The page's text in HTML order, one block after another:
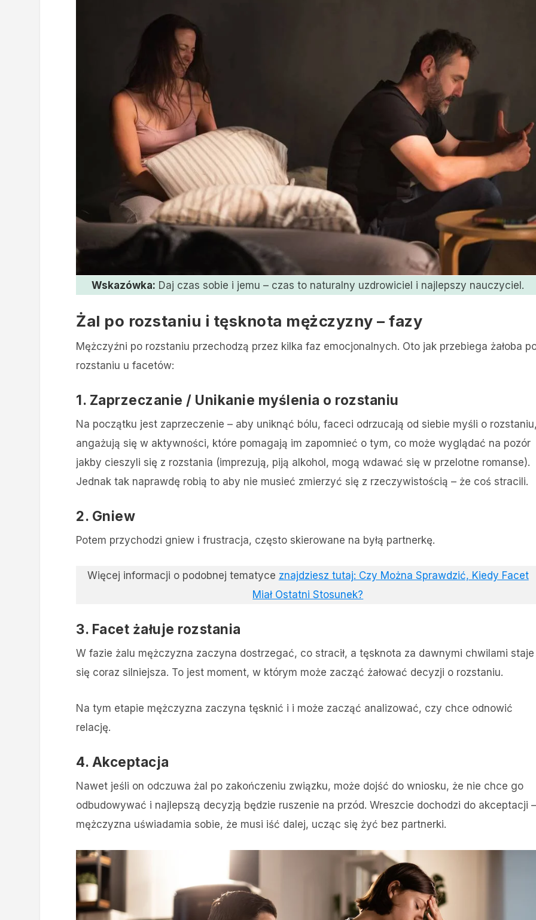
Wskazówka: Daj czas sobie i jemu – czas to naturalny uzdrowiciel i najlepszy nauczyciel​.
Żal po rozstaniu i tęsknota mężczyzny – fazy
Mężczyźni po rozstaniu przechodzą przez kilka faz emocjonalnych. Oto jak przebiega żałoba
rozstaniu u facetów:
1. Zaprzeczanie / Unikanie myślenia o rozstaniu
Na początku jest zaprzeczenie – aby uniknąć bólu, faceci odrzucają od siebie myśli o
angażują się w aktywności, które pomagają im zapomnieć o tym, co może wyglądać na pozór
jakby cieszyli się z rozstania (imprezują, piją alkohol, mogą wdawać się w przelotne romanse).
Jednak tak naprawdę robią to aby nie musieć zmierzyć się z rzeczywistością – że coś stracili.
2. Gniew
Potem przychodzi gniew i frustracja, często skierowane na byłą partnerkę.
Więcej informacji o podobnej tematyce znajdziesz tutaj: Czy Można Sprawdzić, Kiedy Facet
Miał Ostatni Stosunek?
3. Facet żałuje rozstania
W fazie żalu mężczyzna zaczyna dostrzegać, co stracił, a tęsknota za dawnymi chwilami staje
się coraz silniejsza. To jest moment, w którym może zacząć żałować decyzji o rozstaniu.
Na tym etapie mężczyzna zaczyna tęsknić i i może zacząć analizować, czy chce odnowić
relację.
4. Akceptacja
Nawet jeśli on odczuwa żal po zakończeniu związku, może dojść do wniosku, że nie chce go
odbudowywać i najlepszą decyzją będzie ruszenie na przód. Wreszcie dochodzi do akceptacji
mężczyzna uświadamia sobie, że musi iść dalej, ucząc się żyć bez partnerki​.